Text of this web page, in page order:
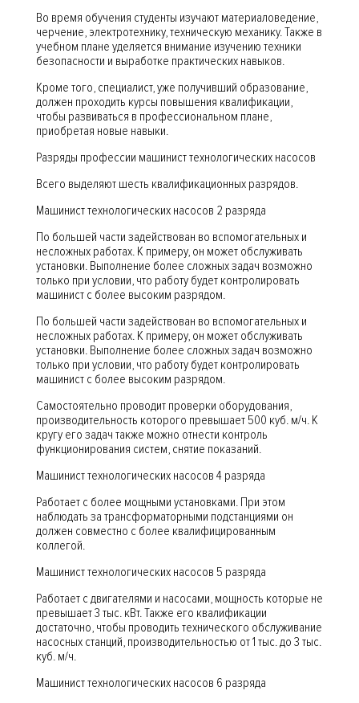
Во время обучения студенты изучают материаловедение,
черчение, электротехнику, техническую механику. Также в
учебном плане уделяется внимание изучению техники
безопасности и выработке практических навыков.
Кроме того, специалист, уже получивший образование,
должен проходить курсы повышения квалификации,
чтобы развиваться в профессиональном плане,
приобретая новые навыки.
Разряды профессии машинист технологических насосов
Всего выделяют шесть квалификационных разрядов.
Машинист технологических насосов 2 разряда
По большей части задействован во вспомогательных и
несложных работах. К примеру, он может обслуживать
установки. Выполнение более сложных задач возможно
только при условии, что работу будет контролировать
машинист с более высоким разрядом.
По большей части задействован во вспомогательных и
несложных работах. К примеру, он может обслуживать
установки. Выполнение более сложных задач возможно
только при условии, что работу будет контролировать
машинист с более высоким разрядом.
Самостоятельно проводит проверки оборудования,
производительность которого превышает 500 куб. м/ч. К
кругу его задач также можно отнести контроль
функционирования систем, снятие показаний.
Машинист технологических насосов 4 разряда
Работает с более мощными установками. При этом
наблюдать за трансформаторными подстанциями он
должен совместно с более квалифицированным
коллегой.
Машинист технологических насосов 5 разряда
Работает с двигателями и насосами, мощность которые не
превышает 3 тыс. кВт. Также его квалификации
достаточно, чтобы проводить технического обслуживание
насосных станций, производительностью от 1 тыс. до 3 тыс.
куб. м/ч.
Машинист технологических насосов 6 разряда